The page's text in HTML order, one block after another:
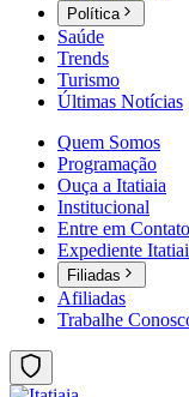
Política
Saúde
Trends
Turismo
Últimas Notícias
Quem Somos
Programação
Ouça a Itatiaia
Institucional
Entre em Contato
Expediente
Filiadas
Afiliadas
Trabalhe